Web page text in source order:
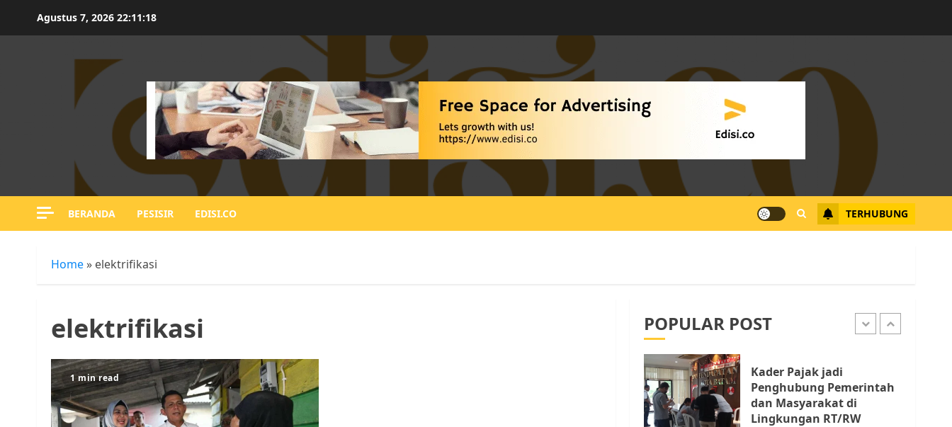
Agustus 7, 2026 22:11:19
BERANDA PESISIR EDISI.CO TERHUBUNG
Home » elektrifikasi
elektrifikasi
1 min read
POPULAR POST
Warga Rempang Ajukan
Kota Batam, Soroti
Aktivitas yang Resahkan
0
Batam Berhenti
Merampas Tanah Warga
Rempang
JULI 15, 2026
1 AGUSTUS 1, 2026
Kader Pajak jadi
Penghubung Pemerintah
dan Masyarakat di
Lingkungan RT/RW